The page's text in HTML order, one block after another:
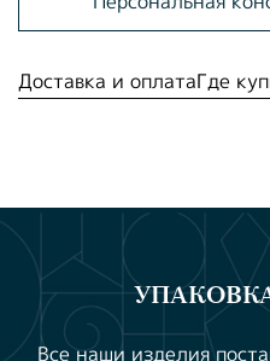
Доставка и оплатаГде
Все наши изделия